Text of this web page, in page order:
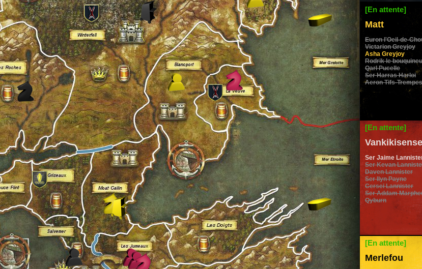
[En attente]
Matt
Euron l'Oeil-de-
Victarion Greyjoy
Asha Greyjoy
Rodrik le
Qarl Pucelle
Ser Harras Harloi
Aeron Tifs-Trempes
[En attente]
Ser Jaime
Ser Kevan
Daven Lannister
Ser Ilyn Payne
Cersei Lannister
Ser Addam
Qyburn
[En attente]
Merlefou